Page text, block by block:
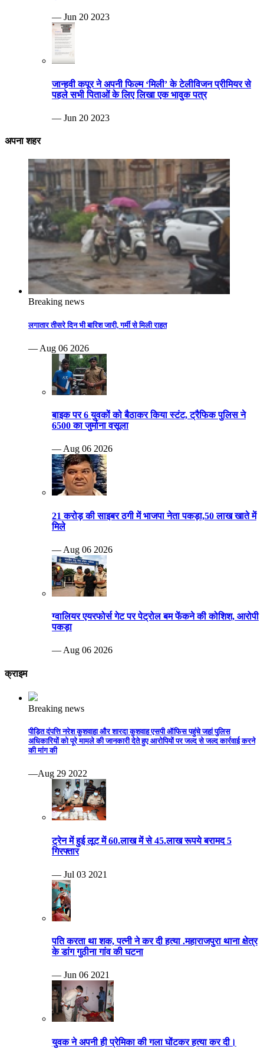
— Jun 20 2023
जान्हवी कपूर ने अपनी फिल्म ‘मिली’ के टेलीविजन प्रीमियर से
पहले सभी पिताओं के लिए लिखा एक भावुक पत्र
— Jun 20 2023
अपना शहर
Breaking news
लगातार तीसरे दिन भी बारिश जारी, गर्मी से मिली राहत
— Aug 06 2026
बाइक पर 6 युवकों को बैठाकर किया स्टंट, ट्रैफिक पुलिस ने
6500 का जुर्माना वसूला
— Aug 06 2026
21 करोड़ की साइबर ठगी में भाजपा नेता पकड़ा,50 लाख खाते में
मिले
— Aug 06 2026
ग्वालियर एयरफोर्स गेट पर पेट्रोल बम फेंकने की कोशिश, आरोपी
पकड़ा
— Aug 06 2026
क्राइम
Breaking news
पीड़ित दंपत्ति नरेश कुशवाहा और शारदा कुशवाह एसपी ऑफिस पहुंचे जहां पुलिस
अधिकारियों को पूरे मामले की जानकारी देते हुए आरोपियों पर जल्द से जल्द कार्रवाई करने
की मांग की
—Aug 29 2022
ट्रेन में हुई लूट में 60.लाख में से 45.लाख रूपये बरामद 5
गिरफ्तार
— Jul 03 2021
पति करता था शक, पत्नी ने कर दी हत्या .महाराजपुरा थाना क्षेत्र
के डांग गुठीना गांव की घटना
— Jun 06 2021
युवक ने अपनी ही प्रेमिका की गला घोंटकर हत्या कर दी।